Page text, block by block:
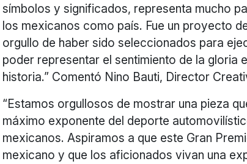
símbolos y significados, representa mucho
los mexicanos como país. Fue un proyecto
orgullo de haber sido seleccionados para
poder representar el sentimiento de la gloria
historia.” Comentó Nino Bauti, Director
“Estamos orgullosos de mostrar una pieza
máximo exponente del deporte
mexicanos. Aspiramos a que este Gran
mexicano y que los aficionados vivan una